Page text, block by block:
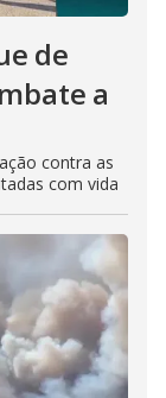
de
a
contra as
com vida